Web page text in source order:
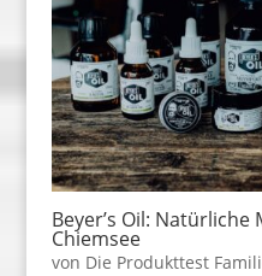
Beyer’s Oil:
Chiemsee
von Die Produkttest